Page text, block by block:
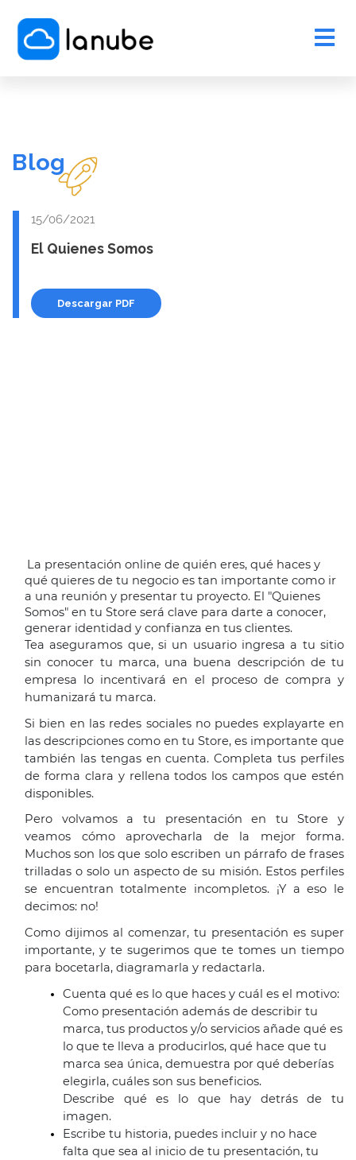
Blog
15/06/2021
El Quienes Somos
Descargar PDF
La presentación online de quién eres, qué haces y
qué quieres de tu negocio es tan importante como ir
a una reunión y presentar tu proyecto. El "Quienes
Somos" en tu Store será clave para darte a conocer,
generar identidad y confianza en tus clientes.
Tea aseguramos que, si un usuario ingresa a tu sitio
sin conocer tu marca, una buena descripción de tu
empresa lo incentivará en el proceso de compra y
humanizará tu marca.
Si bien en las redes sociales no puedes explayarte en
las descripciones como en tu Store, es importante que
también las tengas en cuenta. Completa tus perfiles
de forma clara y rellena todos los campos que estén
disponibles.
Pero volvamos a tu presentación en tu Store y
veamos cómo aprovecharla de la mejor forma.
Muchos son los que solo escriben un párrafo de frases
trilladas o solo un aspecto de su misión. Estos perfiles
se encuentran totalmente incompletos. ¡Y a eso le
decimos: no!
Como dijimos al comenzar, tu presentación es super
importante, y te sugerimos que te tomes un tiempo
para bocetarla, diagramarla y redactarla.
Cuenta qué es lo que haces y cuál es el motivo:
Como presentación además de describir tu
marca, tus productos y/o servicios añade qué es
lo que te lleva a producirlos, qué hace que tu
marca sea única, demuestra por qué deberías
elegirla, cuáles son sus beneficios.
Describe qué es lo que hay detrás de tu
imagen.
Escribe tu historia, puedes incluir y no hace
falta que sea al inicio de tu presentación, tu